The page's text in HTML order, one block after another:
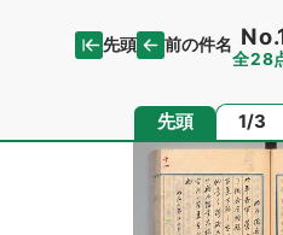
先頭 前の件名
全28
先頭 ページ